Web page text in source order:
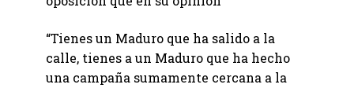
“Tienes un Maduro que ha salido a la
calle, tienes a un Maduro que ha hecho
una campaña sumamente cercana a la